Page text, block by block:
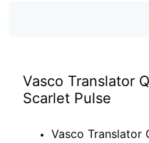
Vasco Translator
Scarlet Pulse
Vasco Translator